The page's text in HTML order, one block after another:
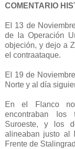
COMENTARIO
El 13 de
de la Operación
objeción, y dejo a
el contraataque.
El 19 de
Norte y al día
En el Flanco
encontraban los
Suroeste, y los
alineaban justo al
Frente de